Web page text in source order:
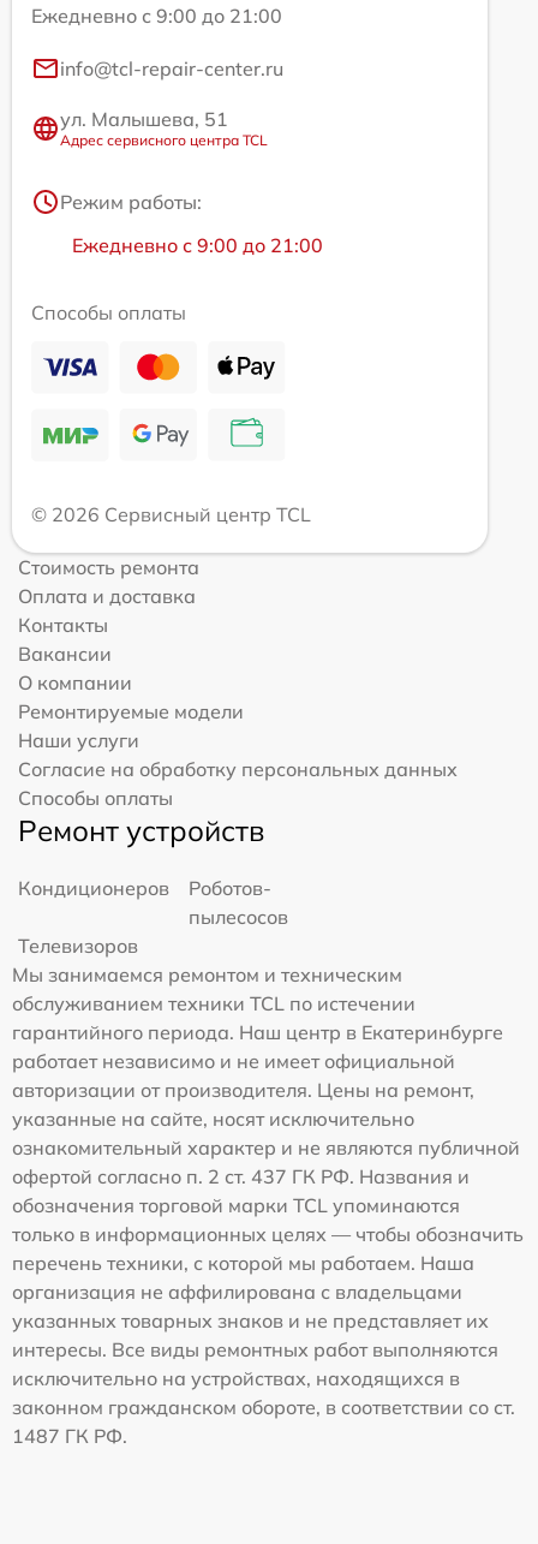
Ежедневно с 9:00 до 21:00
info@tcl-repair-center.ru
ул. Малышева, 51
Адрес сервисного центра TCL
Режим работы:
Ежедневно с 9:00 до 21:00
Способы оплаты
© 2026 Сервисный центр TCL
Стоимость ремонта
Оплата и доставка
Контакты
Вакансии
О компании
Ремонтируемые модели
Наши услуги
Согласие на обработку персональных данных
Способы оплаты
Ремонт устройств
Кондиционеров
Роботов-
пылесосов
Телевизоров
Мы занимаемся ремонтом и техническим
обслуживанием техники TCL по истечении
гарантийного периода. Наш центр в Екатеринбурге
работает независимо и не имеет официальной
авторизации от производителя. Цены на ремонт,
указанные на сайте, носят исключительно
ознакомительный характер и не являются публичной
офертой согласно п. 2 ст. 437 ГК РФ. Названия и
обозначения торговой марки TCL упоминаются
только в информационных целях — чтобы обозначить
перечень техники, с которой мы работаем. Наша
организация не аффилирована с владельцами
указанных товарных знаков и не представляет их
интересы. Все виды ремонтных работ выполняются
исключительно на устройствах, находящихся в
законном гражданском обороте, в соответствии со ст.
1487 ГК РФ.